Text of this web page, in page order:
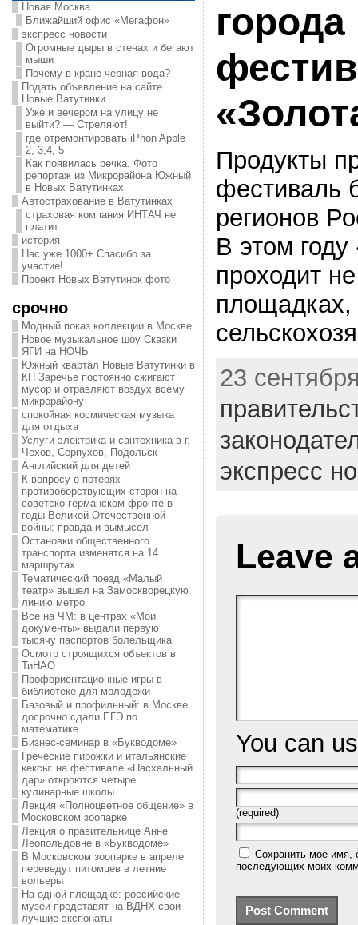
Новая Москва
Ближайший офис «Мегафон»
экспресс новости
Огромные дыры в стенах и бегают
мыши
Почему в кране чёрная вода?
Подать объявление на сайте
Новые Ватутинки
Уже и вечером на улицу не
выйти? — Стреляют!
где отремонтировать iPhon Apple
2, 3,4, 5
Как появилась речка. Фото
репортаж из Микрорайона Южный
в Новых Ватутинках
Автострахование в Ватутинках
страховая компания ИНТАЧ не
платит
история
Нас уже 1000+ Спасибо за
участие!
Проект Новых Ватутинок фото
срочно
Модный показ коллекции в Москве
Новое музыкальное шоу Сказки
ЯГИ на НОЧЬ
Южный квартал Новые Ватутинки в
КП Заречье постоянно сжигают
мусор и отравляют воздух всему
микрорайону
спокойная космическая музыка
для отдыха
Услуги электрика и сантехника в г.
Чехов, Серпухов, Подольск
Английский для детей
К вопросу о потерях
противоборствующих сторон на
советско-германском фронте в
годы Великой Отечественной
войны: правда и вымысел
Остановки общественного
транспорта изменятся на 14
маршрутах
Тематический поезд «Малый
театр» вышел на Замоскворецкую
линию метро
Все на ЧМ: в центрах «Мои
документы» выдали первую
тысячу паспортов болельщика
Осмотр строящихся объектов в
ТиНАО
Профориентационные игры в
библиотеке для молодежи
Базовый и профильный: в Москве
досрочно сдали ЕГЭ по
математике
Бизнес-семинар в «Букводоме»
Греческие пирожки и итальянские
кексы: на фестивале «Пасхальный
дар» откроются четыре
кулинарные школы
Лекция «Полноцветное общение» в
Московском зоопарке
Лекция о правительнице Анне
Леопольдовне в «Букводоме»
В Московском зоопарке в апреле
переведут питомцев в летние
вольеры
На одной площадке: российские
музеи представят на ВДНХ свои
лучшие экспонаты
города
Продукты
фестиваль
регионов
В этом
проходит
площадках,
23
экспресс
Leave
You can
(required)
Сохранить моё имя,
последующих моих